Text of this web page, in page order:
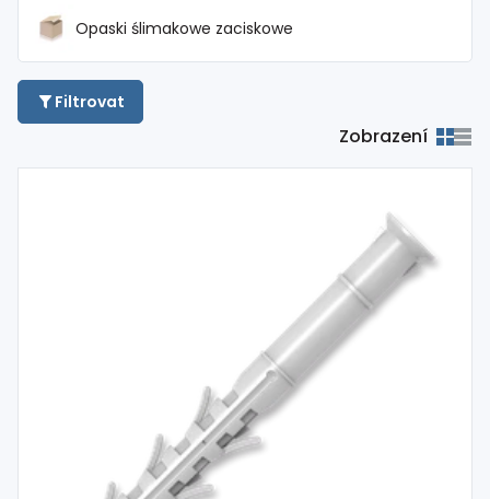
Opaski ślimakowe zaciskowe
Filtrovat
Zobrazení